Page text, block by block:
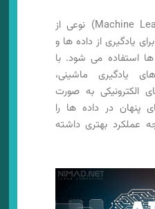
یادگیری ماشینی (Machine Learning) نوعی از
یادگیری از داده ها و
استفاده می شود. با
یادگیری ماشینی،
الکترونیکی به صورت
پنهان در داده ها را
عملکرد بهتری داشته